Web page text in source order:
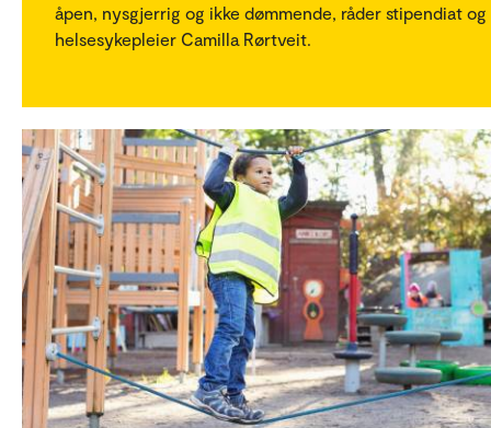
åpen, nysgjerrig og ikke dømmende, råder stipendiat og
helsesykepleier Camilla Rørtveit.